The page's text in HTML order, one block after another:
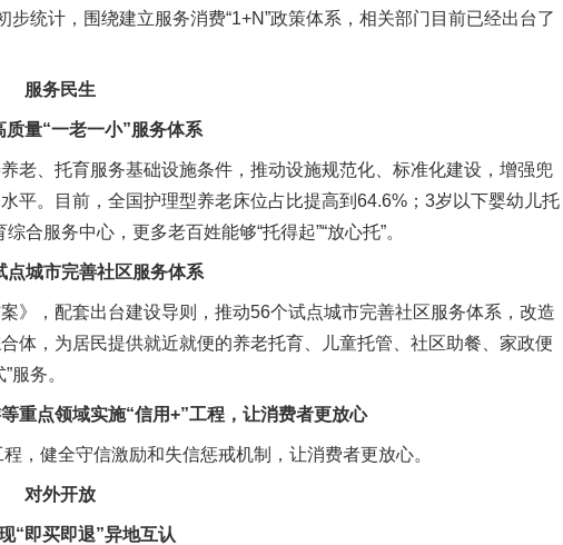
统计，围绕建立服务消费“1+N”政策体系，相关部门目前已经出台了
服务民生
质量“一老一小”服务体系
、托育服务基础设施条件，推动设施规范化、标准化建设，增强兜
平。目前，全国护理型养老床位占比提高到64.6%；3岁以下婴幼儿托
服务中心，更多老百姓能够“托得起”“放心托”。
点城市完善社区服务体系
，配套出台建设导则，推动56个试点城市完善社区服务体系，改造
体，为居民提供就近就便的养老托育、儿童托管、社区助餐、家政便
服务。
点领域实施“信用+”工程，让消费者更放心
健全守信激励和失信惩戒机制，让消费者更放心。
对外开放
“即买即退”异地互认
茶叶“炒上天”